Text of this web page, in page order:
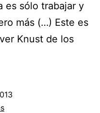
es sólo trabajar y
más (…) Este es
Knust de los